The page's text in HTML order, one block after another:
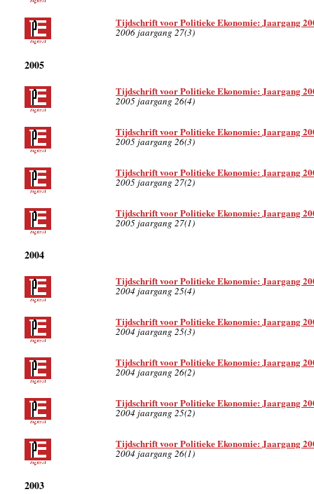
Tijdschrift voor Politieke Ekonomie: Jaargang
2006 jaargang 27(3)
2005
Tijdschrift voor Politieke Ekonomie: Jaargang
2005 jaargang 26(4)
Tijdschrift voor Politieke Ekonomie: Jaargang
2005 jaargang 26(3)
Tijdschrift voor Politieke Ekonomie: Jaargang
2005 jaargang 27(2)
Tijdschrift voor Politieke Ekonomie: Jaargang
2005 jaargang 27(1)
2004
Tijdschrift voor Politieke Ekonomie: Jaargang
2004 jaargang 25(4)
Tijdschrift voor Politieke Ekonomie: Jaargang
2004 jaargang 25(3)
Tijdschrift voor Politieke Ekonomie: Jaargang
2004 jaargang 26(2)
Tijdschrift voor Politieke Ekonomie: Jaargang
2004 jaargang 25(2)
Tijdschrift voor Politieke Ekonomie: Jaargang
2004 jaargang 26(1)
2003